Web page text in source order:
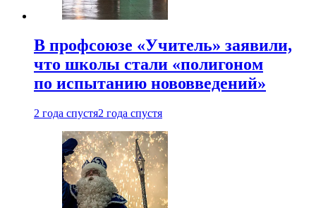
В профсоюзе «Учитель» заявили,
что школы стали «полигоном
по испытанию нововведений»
2 года спустя2 года спустя